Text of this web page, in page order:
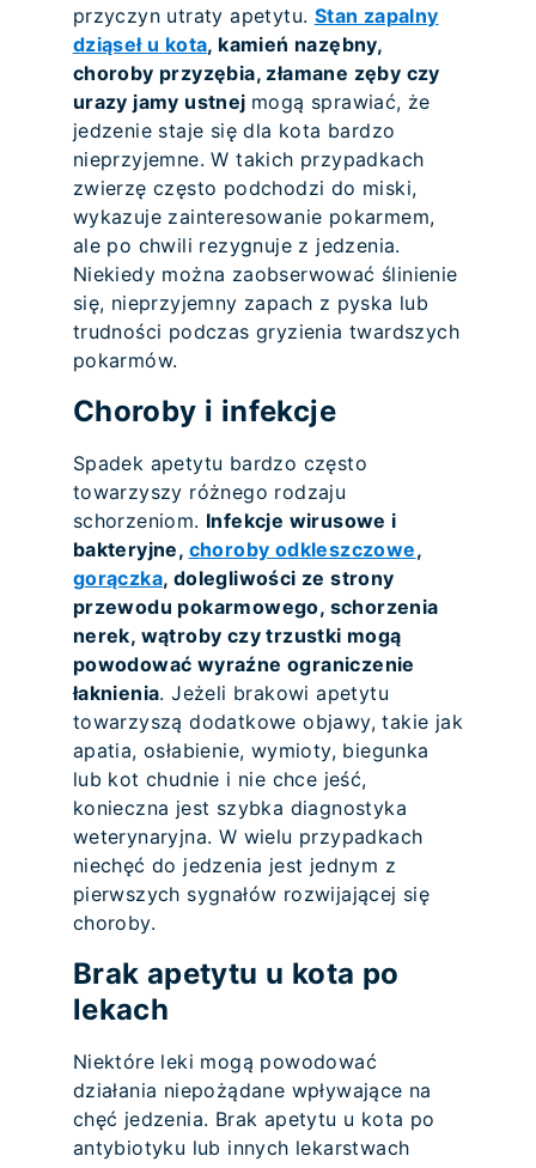
przyczyn utraty apetytu. Stan zapalny
dziąseł u kota, kamień nazębny,
choroby przyzębia, złamane zęby czy
urazy jamy ustnej mogą sprawiać, że
jedzenie staje się dla kota bardzo
nieprzyjemne. W takich przypadkach
zwierzę często podchodzi do miski,
wykazuje zainteresowanie pokarmem,
ale po chwili rezygnuje z jedzenia.
Niekiedy można zaobserwować ślinienie
się, nieprzyjemny zapach z pyska lub
trudności podczas gryzienia twardszych
pokarmów.
Choroby i infekcje
Spadek apetytu bardzo często
towarzyszy różnego rodzaju
schorzeniom. Infekcje wirusowe i
bakteryjne, choroby odkleszczowe,
gorączka, dolegliwości ze strony
przewodu pokarmowego, schorzenia
nerek, wątroby czy trzustki mogą
powodować wyraźne ograniczenie
łaknienia. Jeżeli brakowi apetytu
towarzyszą dodatkowe objawy, takie jak
apatia, osłabienie, wymioty, biegunka
lub kot chudnie i nie chce jeść,
konieczna jest szybka diagnostyka
weterynaryjna. W wielu przypadkach
niechęć do jedzenia jest jednym z
pierwszych sygnałów rozwijającej się
choroby.
Brak apetytu u kota po
lekach
Niektóre leki mogą powodować
działania niepożądane wpływające na
chęć jedzenia. Brak apetytu u kota po
antybiotyku lub innych lekarstwach